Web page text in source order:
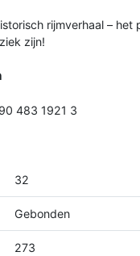
rijmverhaal – het
zijn!
483 1921 3
32
Gebonden
273